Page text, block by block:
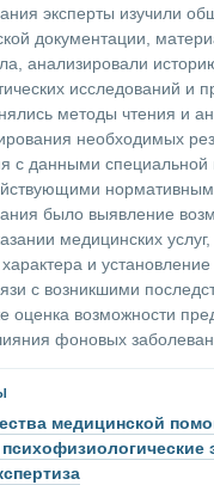
эксперты изучили
документации,
анализировали
исследований и
методы чтения и
необходимых
с данными специальной
было выявление
медицинских услуг,
и
с возникшими
оценка возможности
фоновых
медицинской